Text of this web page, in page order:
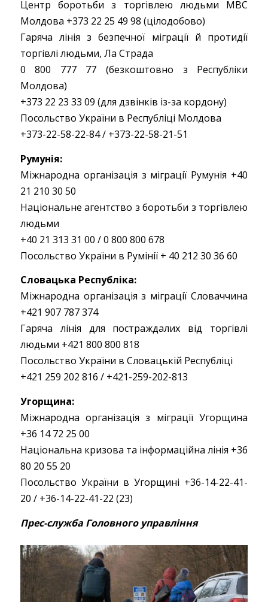
Центр боротьби з торгівлею людьми МВС
Молдова +373 22 25 49 98 (цілодобово)
Гаряча лінія з безпечної міграції й протидії
торгівлі людьми, Ла Страда
0 800 777 77 (безкоштовно з Республіки
Молдова)
+373 22 23 33 09 (для дзвінків із-за кордону)
Посольство України в Республіці Молдова
+373-22-58-22-84 / +373-22-58-21-51
Румунія:
Міжнародна організація з міграції Румунія +40
21 210 30 50
Національне агентство з боротьби з торгівлею
людьми
+40 21 313 31 00 / 0 800 800 678
Посольство України в Румінії + 40 212 30 36 60
Словацька Республіка:
Міжнародна організація з міграції Словаччина
+421 907 787 374
Гаряча лінія для постраждалих від торгівлі
людьми +421 800 800 818
Посольство України в Словацькій Республіці
+421 259 202 816 / +421-259-202-813
Угорщина:
Міжнародна організація з міграції Угорщина
+36 14 72 25 00
Національна кризова та інформаційна лінія +36
80 20 55 20
Посольство України в Угорщині +36-14-22-41-
20 / +36-14-22-41-22 (23)
Прес-служба Головного управління